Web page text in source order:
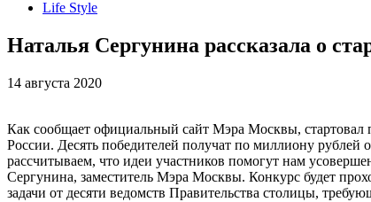
Life Style
Наталья Сергунина рассказала о
14 августа 2020
Как сообщает официальный сайт Мэра Москвы, стартовал
России. Десять победителей получат по миллиону
рассчитываем, что идеи участников помогут нам
Сергунина, заместитель Мэра Москвы. Конкурс будет
задачи от десяти ведомств Правительства столицы,